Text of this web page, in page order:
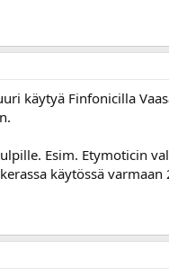
käytyä Finfonicilla
Esim. Etymoticin
käytössä